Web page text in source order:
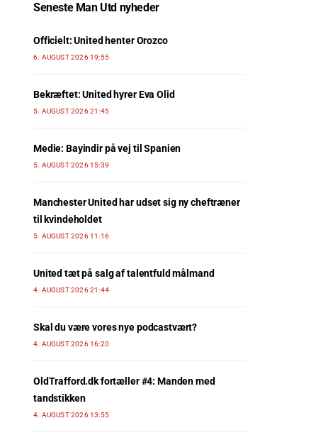
Seneste Man Utd nyheder
Officielt: United henter Orozco
6. AUGUST 2026 19:55
Bekræftet: United hyrer Eva Olid
5. AUGUST 2026 21:45
Medie: Bayindir på vej til Spanien
5. AUGUST 2026 15:39
Manchester United har udset sig ny cheftræner
til kvindeholdet
5. AUGUST 2026 11:16
United tæt på salg af talentfuld målmand
4. AUGUST 2026 21:44
Skal du være vores nye podcastvært?
4. AUGUST 2026 16:20
OldTrafford.dk fortæller #4: Manden med
tandstikken
4. AUGUST 2026 13:55